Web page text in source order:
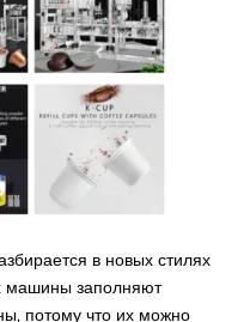
в новых стилях
машины заполняют
потому что их можно